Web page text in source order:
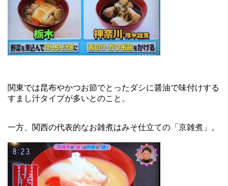
関東では昆布やかつお節でとったダシに醤油で味付けする
すまし汁タイプが多いとのこと。
一方、関西の代表的なお雑煮はみそ仕立ての「京雑煮」。